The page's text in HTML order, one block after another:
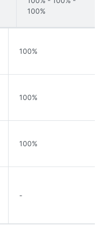
100%
100%
100%
100%
-